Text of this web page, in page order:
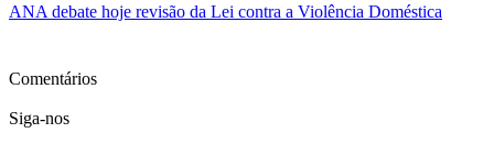
ANA debate hoje revisão da Lei contra a Violência Doméstica
Comentários
Siga-nos